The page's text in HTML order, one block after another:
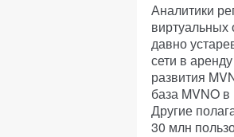
Аналитики
виртуальных
давно
сети в
развития
база MVNO
Другие
30 млн